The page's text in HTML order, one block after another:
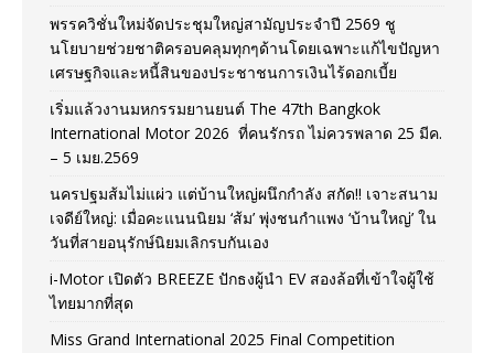
พรรควิชั่นใหม่จัดประชุมใหญ่สามัญประจำปี 2569 ชู
นโยบายช่วยชาติครอบคลุมทุกๆด้านโดยเฉพาะแก้ไขปัญหา
เศรษฐกิจและหนี้สินของประชาชนการเงินไร้ดอกเบี้ย
เริ่มแล้วงานมหกรรมยานยนต์ The 47th Bangkok
International Motor 2026 ที่คนรักรถ ไม่ควรพลาด 25 มีค.
– 5 เมย.2569
นครปฐมส้มไม่แผ่ว แต่บ้านใหญ่ผนึกกำลัง สกัด!! เจาะสนาม
เจดีย์ใหญ่: เมื่อคะแนนนิยม ‘ส้ม’ พุ่งชนกำแพง ‘บ้านใหญ่’ ใน
วันที่สายอนุรักษ์นิยมเลิกรบกันเอง
i-Motor เปิดตัว BREEZE ปักธงผู้นำ EV สองล้อที่เข้าใจผู้ใช้
ไทยมากที่สุด
Miss Grand International 2025 Final Competition